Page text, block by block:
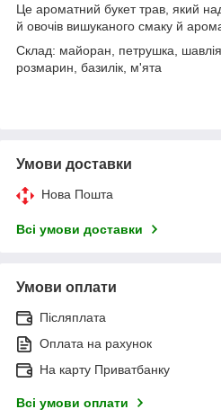
Це ароматний букет трав, який
й овочів вишуканого смаку й
Склад: майоран, петрушка,
розмарин, базилік, м'ята
Умови доставки
Нова Пошта
Всі умови доставки
Умови оплати
Післяплата
Оплата на рахунок
На карту Приватбанку
Всі умови оплати